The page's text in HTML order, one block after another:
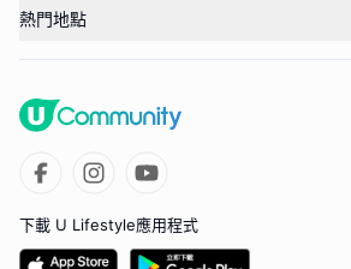
熱門地點
下載 U Lifestyle應用程式